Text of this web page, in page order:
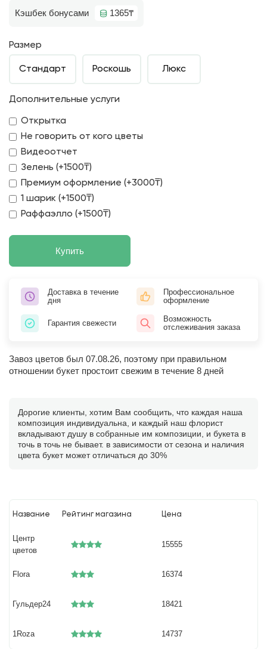
Кэшбек бонусами 1365₸
Размер
Стандарт Роскошь Люкс
Дополнительные услуги
Открытка
Не говорить от кого цветы
Видеоотчет
Зелень (+1500₸)
Премиум оформление (+3000₸)
1 шарик (+1500₸)
Раффаэлло (+1500₸)
Купить
Доставка в течение
дня
Профессиональное
оформление
Гарантия свежести
Возможность
отслеживания заказа
Завоз цветов был 07.08.26, поэтому при правильном
отношении букет простоит свежим в течение 8 дней
Дорогие клиенты, хотим Вам сообщить, что каждая наша
композиция индивидуальна, и каждый наш флорист
вкладывают душу в собранные им композиции, и букета в
точь в точь не бывает. в зависимости от сезона и наличия
цвета букет может отличаться до 30%
Название Рейтинг магазина Цена
Центр
цветов
15555
Flora 16374
Гульдер24 18421
1Roza 14737